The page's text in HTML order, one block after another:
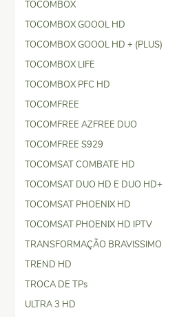
TOCOMBOX
TOCOMBOX GOOOL HD
TOCOMBOX GOOOL HD + (PLUS)
TOCOMBOX LIFE
TOCOMBOX PFC HD
TOCOMFREE
TOCOMFREE AZFREE DUO
TOCOMFREE S929
TOCOMSAT COMBATE HD
TOCOMSAT DUO HD E DUO HD+
TOCOMSAT PHOENIX HD
TOCOMSAT PHOENIX HD IPTV
TRANSFORMAÇÃO BRAVISSIMO
TREND HD
TROCA DE TPs
ULTRA 3 HD